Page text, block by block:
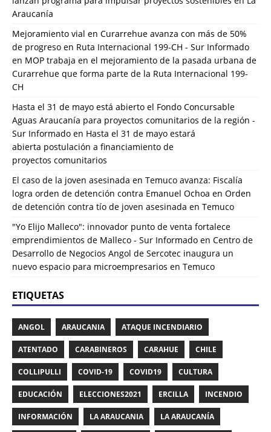
Araucanía
Mejoramiento vial en Curarrehue avanza con más de 50%
de progreso en Ruta Internacional 199-CH - Sur Informado
en MOP trabaja en el mejoramiento de la pasada urbana de
Curarrehue que forma parte de la Ruta Internacional 199-
CH
Hasta el 31 de mayo está abierto el Fondo Concursable
Aguas Araucanía para proyectos comunitarios de la región -
Sur Informado en Hasta el 31 de mayo estará
abierta postulación a financiamiento de
proyectos comunitarios
El caso de la joven asesinada en Temuco avanza: Fiscalía
logra orden de detención contra Emanuel Ochoa en Orden
de detención contra tío de joven asesinada en Temuco
"Yo Elijo Malleco": innovador punto de venta fortalece
emprendimientos de Malleco - Sur Informado en Centro de
Desarrollo de Negocios Angol de Sercotec inaugura un
nuevo espacio para microempresarios en Temuco
ETIQUETAS
ANGOL ARAUCANIA ATAQUE INCENDIARIO
ATENTADO CARABINEROS CARAHUE CHILE
COLLIPULLI COVID-19 COVID19 CULTURA
EDUCACIÓN ELECCIONES2021 ERCILLA INCENDIO
INFORMACIÓN LA ARAUCANIA LA ARAUCANÍA